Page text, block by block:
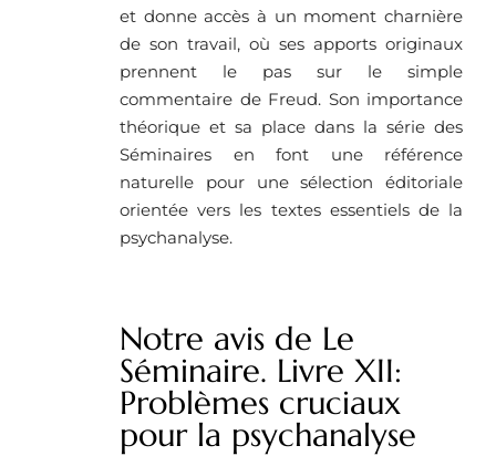
et donne accès à un moment charnière
de son travail, où ses apports originaux
prennent le pas sur le simple
commentaire de Freud. Son importance
théorique et sa place dans la série des
Séminaires en font une référence
naturelle pour une sélection éditoriale
orientée vers les textes essentiels de la
psychanalyse.
Notre avis de Le
Séminaire. Livre XII:
Problèmes cruciaux
pour la psychanalyse